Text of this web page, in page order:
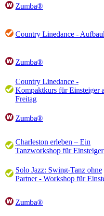
Zumba®
Country Linedance -
Zumba®
Country Linedance -
Kompaktkurs für Einsteiger
Freitag
Zumba®
Charleston erleben – Ein
Tanzworkshop für Einsteiger
Solo Jazz: Swing-Tanz ohne
Partner - Workshop für
Zumba®